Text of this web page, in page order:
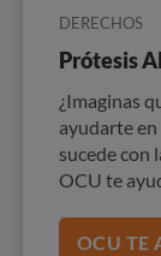
DERECHOS
Prótesis
¿Imaginas
ayudarte
sucede con
OCU te
OCU TE